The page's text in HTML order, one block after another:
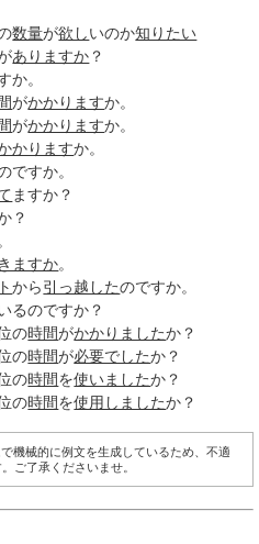
数量が欲しいのか知りたい
ありますか ？
か。
がかかりますか。
がかかりますか。
かりますか。
ですか。
ますか？
？
ますか。
から引っ越したのですか。
るのですか？
の時間がかかりましたか？
の時間が必要でしたか？
の時間を使いましたか？
の時間を使用しましたか？
機械的に例文を生成しているため、不適
ご了承くださいませ。